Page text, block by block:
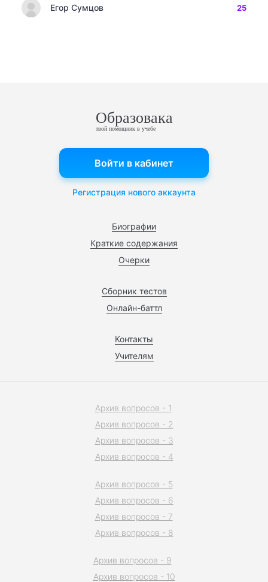
Егор Сумцов 25
Образовака
твой помощник в учебе
Биографии
Краткие содержания
Очерки
Сборник тестов
Онлайн-баттл
Контакты
Учителям
Войти в кабинет
Регистрация нового аккаунта
Архив вопросов - 1
Архив вопросов - 2
Архив вопросов - 3
Архив вопросов - 4
Архив вопросов - 5
Архив вопросов - 6
Архив вопросов - 7
Архив вопросов - 8
Архив вопросов - 9
Архив вопросов - 10